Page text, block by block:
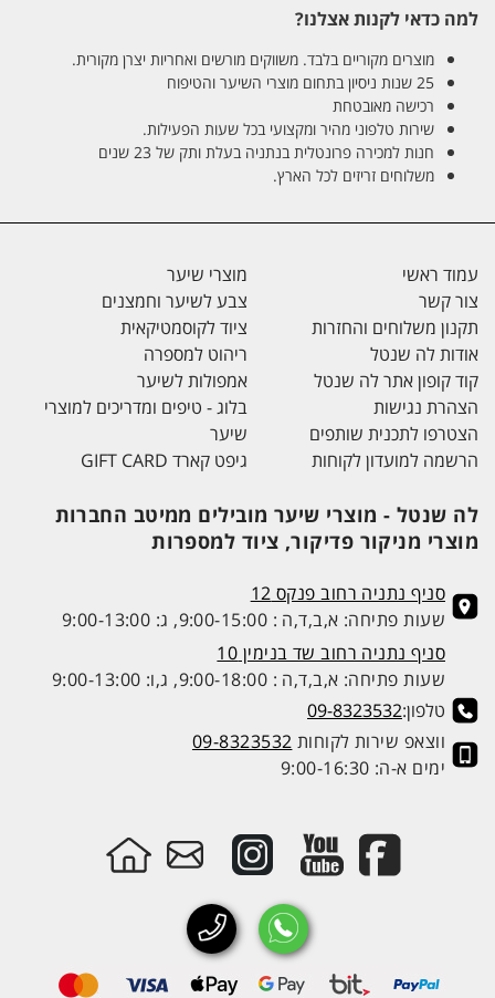
למה כדאי לקנות אצלנו?
מוצרים מקוריים בלבד. משווקים מורשים ואחריות יצרן מקורית.
25 שנות ניסיון בתחום מוצרי השיער והטיפוח
רכישה מאובטחת
שירות טלפוני מהיר ומקצועי בכל שעות הפעילות.
חנות למכירה פרונטלית בנתניה בעלת ותק של 23 שנים
משלוחים זריזים לכל הארץ.
עמוד ראשי
צור קשר
תקנון משלוחים והחזרות
אודות לה שנטל
קוד קופון אתר לה שנטל
הצהרת נגישות
הצטרפו לתכנית שותפים
הרשמה למועדון לקוחות
מוצרי שיער
צבע לשיער וחמצנים
ציוד לקוסמטיקאית
ריהוט למספרה
אמפולות לשיער
בלוג - טיפים ומדריכים למוצרי
שיער
גיפט קארד GIFT CARD
לה שנטל - מוצרי שיער מובילים ממיטב החברות
מוצרי מניקור פדיקור, ציוד למספרות
סניף נתניה רחוב פנקס 12
שעות פתיחה: א,ב,ד,ה : 9:00-15:00, ג: 9:00-13:00
סניף נתניה רחוב שד בנימין 10
שעות פתיחה: א,ב,ד,ה : 9:00-18:00, ג,ו: 9:00-13:00
טלפון:09-8323532
ווצאפ שירות לקוחות 09-8323532
ימים א-ה: 9:00-16:30